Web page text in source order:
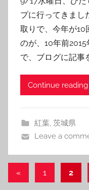
プに行ってきまし
取りで、今年が10
のが、10年前
で、ブログに記事
Continue reading
紅葉, 茨城県
Leave a
投
«Previous
1 2